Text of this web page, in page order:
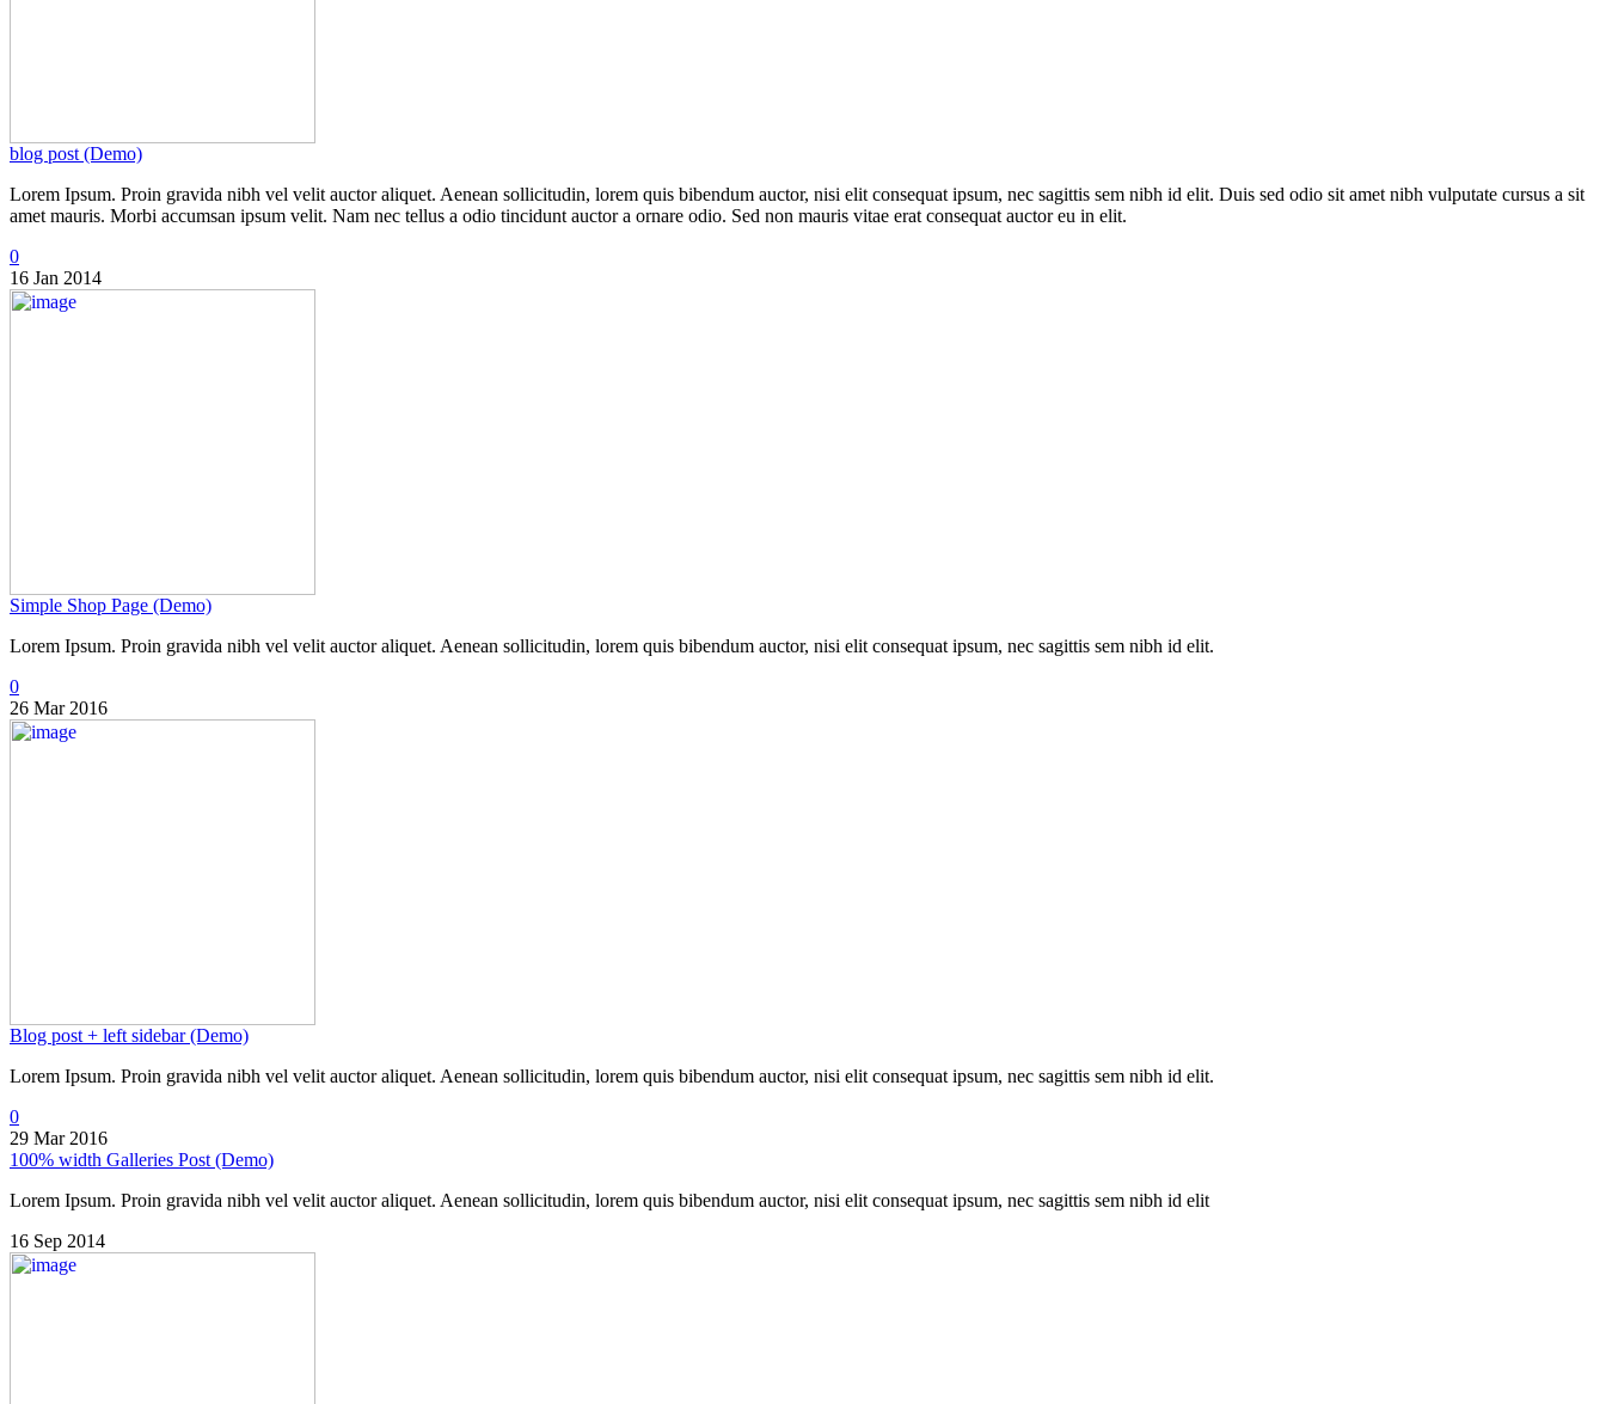
blog post (Demo)
Lorem Ipsum. Proin gravida nibh vel velit auctor aliquet. Aenean sollicitudin, lorem quis bibendum auctor, nisi elit consequat ipsum, nec sagittis sem nibh id elit. Duis sed odio sit amet nibh vulputate cursus a sit
amet mauris. Morbi accumsan ipsum velit. Nam nec tellus a odio tincidunt auctor a ornare odio. Sed non mauris vitae erat consequat auctor eu in elit.
0
16 Jan 2014
Simple Shop Page (Demo)
Lorem Ipsum. Proin gravida nibh vel velit auctor aliquet. Aenean sollicitudin, lorem quis bibendum auctor, nisi elit consequat ipsum, nec sagittis sem nibh id elit.
0
26 Mar 2016
Blog post + left sidebar (Demo)
Lorem Ipsum. Proin gravida nibh vel velit auctor aliquet. Aenean sollicitudin, lorem quis bibendum auctor, nisi elit consequat ipsum, nec sagittis sem nibh id elit.
0
29 Mar 2016
100% width Galleries Post (Demo)
Lorem Ipsum. Proin gravida nibh vel velit auctor aliquet. Aenean sollicitudin, lorem quis bibendum auctor, nisi elit consequat ipsum, nec sagittis sem nibh id elit
16 Sep 2014